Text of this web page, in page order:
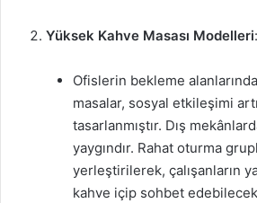
Yüksek Kahve Masası Modelleri:
Ofislerin bekleme
masalar, sosyal etkileşimi
tasarlanmıştır. Dış
yaygındır. Rahat oturma
yerleştirilerek, çalışanların
kahve içip sohbet